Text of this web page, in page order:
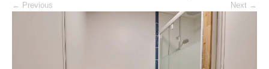
← Previous Next →